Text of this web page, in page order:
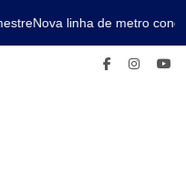
Nova linha de metro